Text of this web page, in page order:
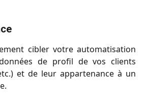
cibler votre automatisation
de profil de vos clients
et de leur appartenance à un